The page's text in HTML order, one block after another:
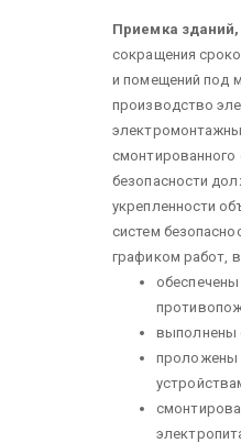
Приемка
сокращения
и помещений под
производство
безопасности
укрепленности
сис­тем
графиком работ,
выполнены
проложены